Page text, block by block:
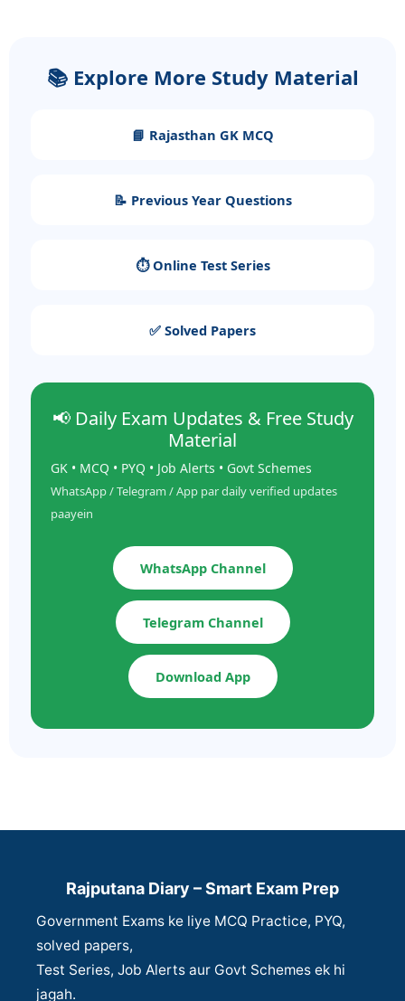
📚 Explore More Study Material
📘 Rajasthan GK MCQ
📝 Previous Year Questions
⏱️ Online Test Series
✅ Solved Papers
📢 Daily Exam Updates & Free Study
Material
GK • MCQ • PYQ • Job Alerts • Govt Schemes
WhatsApp / Telegram / App par daily verified updates
paayein
WhatsApp Channel
Telegram Channel
Download App
Rajputana Diary – Smart Exam Prep
Government Exams ke liye MCQ Practice, PYQ,
solved papers,
Test Series, Job Alerts aur Govt Schemes ek hi
jagah.